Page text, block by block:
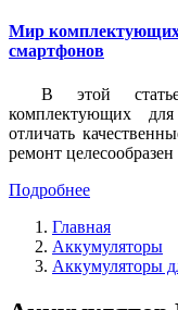
Мир комплектующих:
смартфонов
В этой
комплектующих
отличать
ремонт целесообразен
Подробнее
Главная
Аккумуляторы
Аккумуляторы